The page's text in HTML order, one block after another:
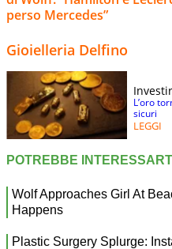
perso Mercedes”
Gioielleria Delfino
L’oro
sicuri
LEGGI